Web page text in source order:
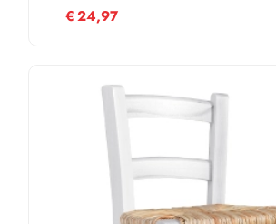
€24,97